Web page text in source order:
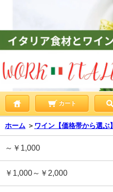
カート
ホーム ＞ ワイン【価格帯から選ぶ】
～￥1,000
￥1,000～￥2,000